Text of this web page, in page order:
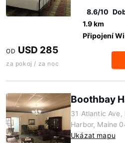
8.6/10
1.9 km
Připojení
OD USD 285
za pokoj / za noc
Boothbay
31 Atlantic Ave,
Harbor, Maine
Ukázat mapu